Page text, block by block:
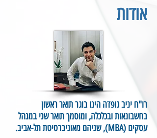
אודות
רו"ח יניב גופדה הינו בוגר תואר ראשון
בחשבונאות ובכלכלה, ומוסמך תואר שני במנהל
עסקים (MBA), שניהם מאוניברסיטת תל-אביב.